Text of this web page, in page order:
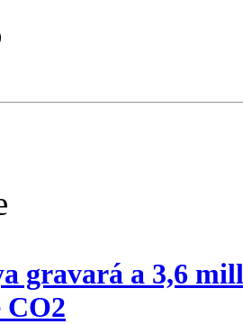
gravará a 3,6
CO2